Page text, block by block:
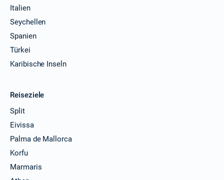
Italien
Seychellen
Spanien
Türkei
Karibische Inseln
Reiseziele
Split
Eivissa
Palma de Mallorca
Korfu
Marmaris